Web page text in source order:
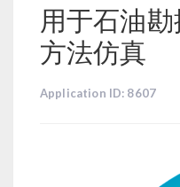
用于石油
方法仿真
Application ID: 8607